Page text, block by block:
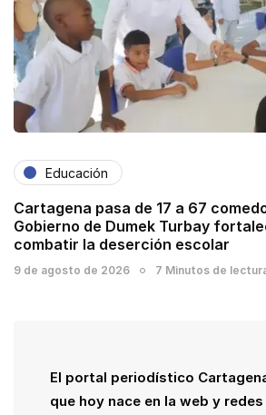
Educación
Cartagena pasa de 17 a 67
Gobierno de Dumek Turbay
combatir la deserción escolar
9 de agosto de 2026 7 Minutos de
El portal periodístico
que hoy nace en la web y